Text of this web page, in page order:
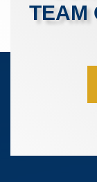
TEAM